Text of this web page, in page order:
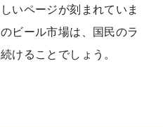
いページが刻まれていま
ビール市場は、国民のラ
けることでしょう。